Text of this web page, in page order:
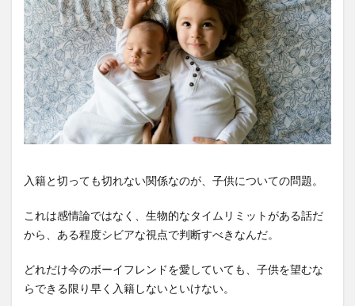
入籍と切っても切れない関係なのが、子供についての問題。
これは感情論ではなく、生物的なタイムリミットがある話だ
から、ある程度シビアな視点で判断すべきなんだ。
どれだけ今のボーイフレンドを愛していても、子供を望むな
らできる限り早く入籍しないといけない。